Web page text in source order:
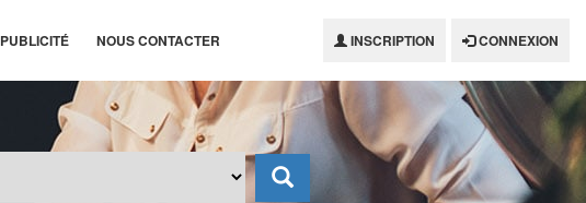
PUBLICITÉ NOUS CONTACTER INSCRIPTION CONNEXION